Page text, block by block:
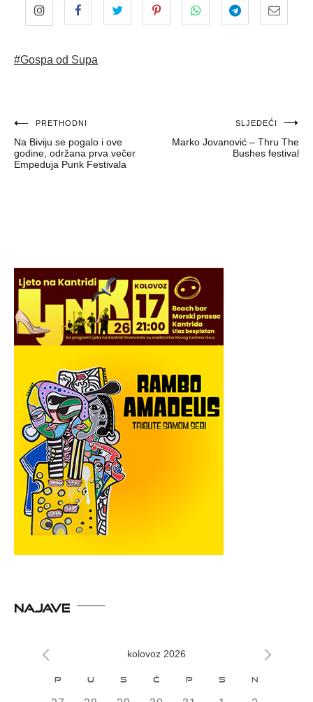
#Gospa od Supa
Navigacija
objava
PRETHODNI
Na Biviju se pogalo i ove
godine, održana prva večer
Empeduja Punk Festivala
SLJEDEĆI
Marko Jovanović – Thru The
Bushes festival
NAJAVE
kolovoz 2026
Kalendar
P U S Č P S N